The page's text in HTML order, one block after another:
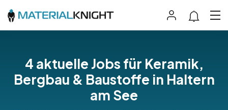
4 aktuelle Jobs für Keramik,
Bergbau & Baustoffe in Haltern
am See